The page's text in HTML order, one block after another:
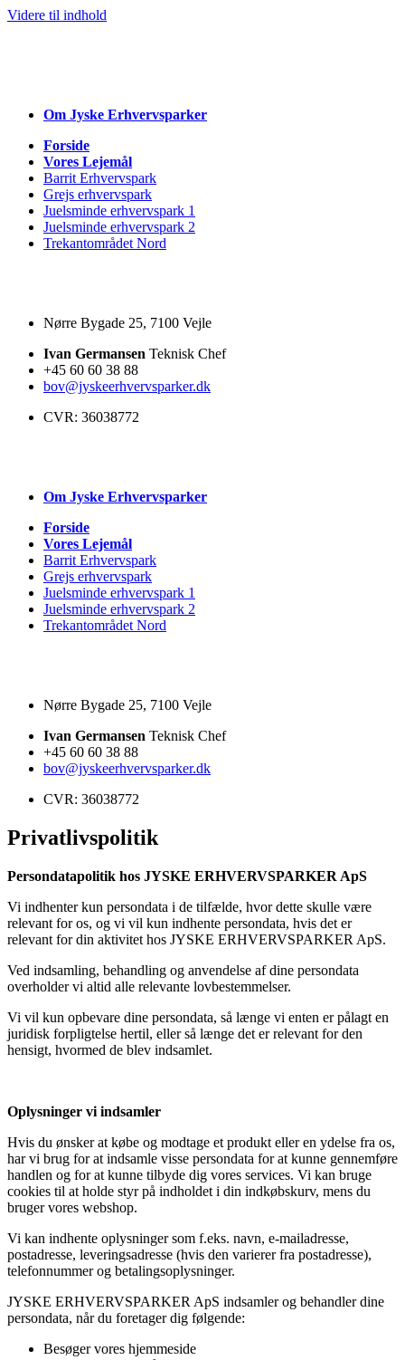
Videre til indhold
Om Jyske Erhvervsparker
Forside
Vores Lejemål
Barrit Erhvervspark
Grejs erhvervspark
Juelsminde erhvervspark 1
Juelsminde erhvervspark 2
Trekantområdet Nord
Nørre Bygade 25, 7100 Vejle
Ivan Germansen Teknisk Chef
+45 60 60 38 88
bov@jyskeerhvervsparker.dk
CVR: 36038772
Om Jyske Erhvervsparker
Forside
Vores Lejemål
Barrit Erhvervspark
Grejs erhvervspark
Juelsminde erhvervspark 1
Juelsminde erhvervspark 2
Trekantområdet Nord
Nørre Bygade 25, 7100 Vejle
Ivan Germansen Teknisk Chef
+45 60 60 38 88
bov@jyskeerhvervsparker.dk
CVR: 36038772
Privatlivspolitik
Persondatapolitik hos JYSKE ERHVERVSPARKER ApS
Vi indhenter kun persondata i de tilfælde, hvor dette skulle være
relevant for os, og vi vil kun indhente persondata, hvis det er
relevant for din aktivitet hos JYSKE ERHVERVSPARKER ApS.
Ved indsamling, behandling og anvendelse af dine persondata
overholder vi altid alle relevante lovbestemmelser.
Vi vil kun opbevare dine persondata, så længe vi enten er pålagt en
juridisk forpligtelse hertil, eller så længe det er relevant for den
hensigt, hvormed de blev indsamlet.
Oplysninger vi indsamler
Hvis du ønsker at købe og modtage et produkt eller en ydelse fra os,
har vi brug for at indsamle visse persondata for at kunne gennemføre
handlen og for at kunne tilbyde dig vores services. Vi kan bruge
cookies til at holde styr på indholdet i din indkøbskurv, mens du
bruger vores webshop.
Vi kan indhente oplysninger som f.eks. navn, e-mailadresse,
postadresse, leveringsadresse (hvis den varierer fra postadresse),
telefonnummer og betalingsoplysninger.
JYSKE ERHVERVSPARKER ApS indsamler og behandler dine
persondata, når du foretager dig følgende:
Besøger vores hjemmeside